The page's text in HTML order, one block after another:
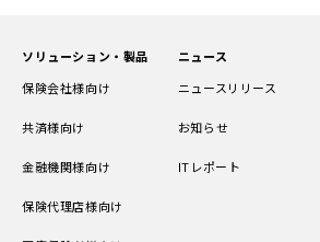
ソリューション・製品
保険会社様向け
共済様向け
金融機関様向け
保険代理店様向け
ニュース
ニュースリリース
お知らせ
ITレポート